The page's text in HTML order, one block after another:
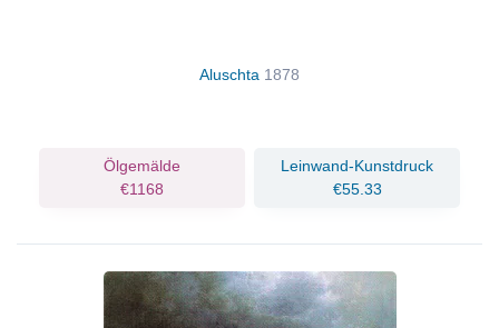
Aluschta 1878
Ölgemälde
€1168
Leinwand-Kunstdruck
€55.33